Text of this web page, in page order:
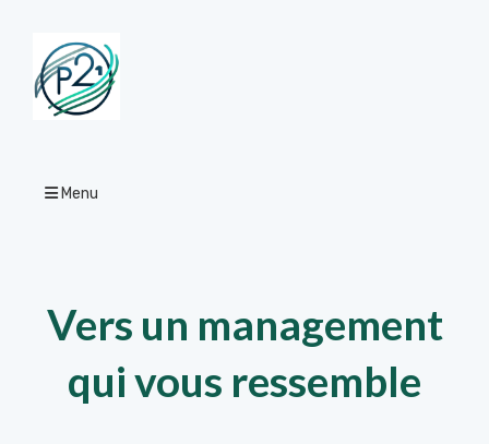
Menu
Vers un management
qui vous ressemble